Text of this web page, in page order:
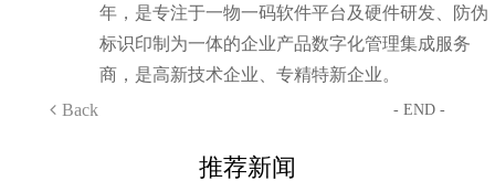
年，是专注于一物一码软件平台及硬件研发、防伪
标识印制为一体的企业产品数字化管理集成服务
商，是高新技术企业、专精特新企业。
Back
- END -
推荐新闻